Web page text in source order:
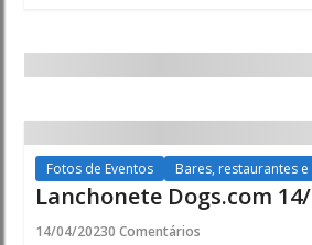
Fotos de Eventos Bares, restaurantes
Lanchonete Dogs.com
14/04/20230 Comentários